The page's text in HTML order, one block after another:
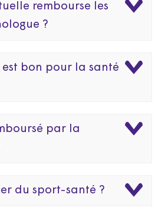
rembourse les
?
est bon pour la santé
par la
du sport-santé ?